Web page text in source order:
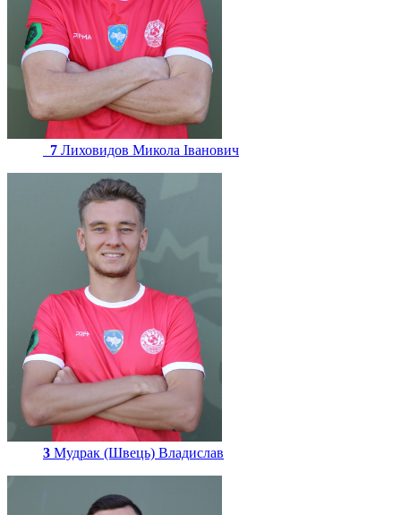
7 Лиховидов Микола Іванович
3 Мудрак (Швець) Владислав